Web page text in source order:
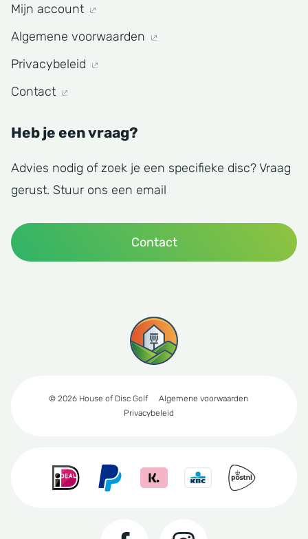
Mijn account
Algemene voorwaarden
Privacybeleid
Contact
Heb je een vraag?
Advies nodig of zoek je een specifieke disc? Vraag
gerust. Stuur ons een email
Contact
© 2026 House of Disc Golf
Algemene voorwaarden
Privacybeleid